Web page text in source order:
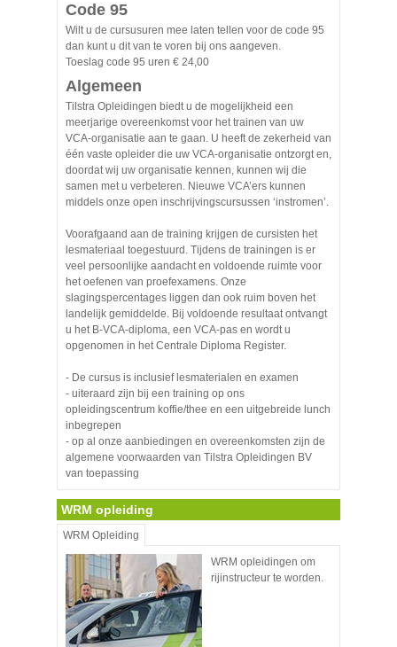
Code 95
Wilt u de cursusuren mee laten tellen voor de code 95
dan kunt u dit van te voren bij ons aangeven.
Toeslag code 95 uren € 24,00
Algemeen
Tilstra Opleidingen biedt u de mogelijkheid een
meerjarige overeenkomst voor het trainen van uw
VCA-organisatie aan te gaan. U heeft de zekerheid van
één vaste opleider die uw VCA-organisatie ontzorgt en,
doordat wij uw organisatie kennen, kunnen wij die
samen met u verbeteren. Nieuwe VCA’ers kunnen
middels onze open inschrijvingscursussen ‘instromen’.
Voorafgaand aan de training krijgen de cursisten het
lesmateriaal toegestuurd. Tijdens de trainingen is er
veel persoonlijke aandacht en voldoende ruimte voor
het oefenen van proefexamens. Onze
slagingspercentages liggen dan ook ruim boven het
landelijk gemiddelde. Bij voldoende resultaat ontvangt
u het B-VCA-diploma, een VCA-pas en wordt u
opgenomen in het Centrale Diploma Register.
- De cursus is inclusief lesmaterialen en examen
- uiteraard zijn bij een training op ons
opleidingscentrum koffie/thee en een uitgebreide lunch
inbegrepen
- op al onze aanbiedingen en overeenkomsten zijn de
algemene voorwaarden van Tilstra Opleidingen BV
van toepassing
WRM opleiding
WRM opleidingen om
rijinstructeur te worden.
WRM Opleiding